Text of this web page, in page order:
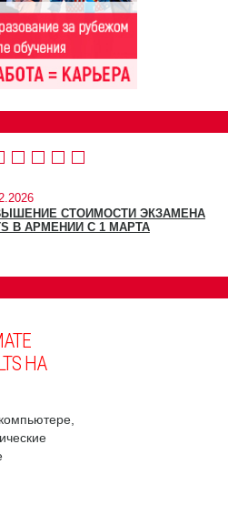
СТОИМОСТИ ЭКЗАМЕНА
В АРМЕНИИ С 1 МАРТА
НА